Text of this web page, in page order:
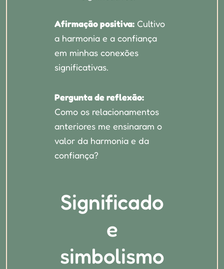
Afirmação positiva: Cultivo
a harmonia e a confiança
em minhas conexões
significativas.
Pergunta de reflexão:
Como os relacionamentos
anteriores me ensinaram o
valor da harmonia e da
confiança?
Significado
e
simbolismo